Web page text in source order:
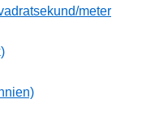
meter